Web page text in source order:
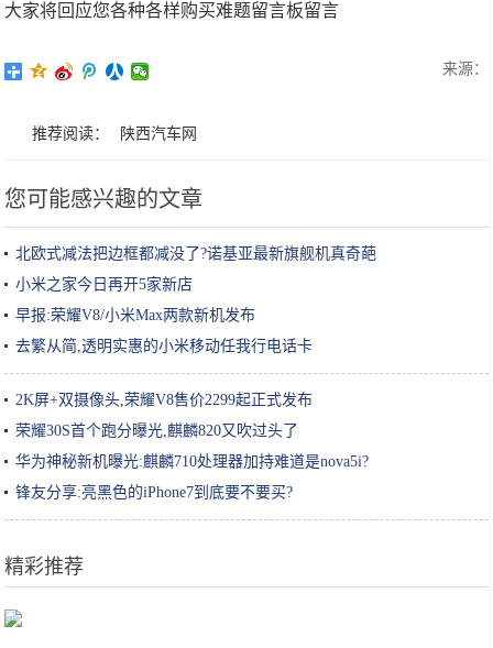
大家将回应您各种各样购买难题留言板留言
来源：
推荐阅读： 陕西汽车网
您可能感兴趣的文章
北欧式减法把边框都减没了?诺基亚最新旗舰机真奇葩
小米之家今日再开5家新店
早报:荣耀V8/小米Max两款新机发布
去繁从简,透明实惠的小米移动任我行电话卡
2K屏+双摄像头,荣耀V8售价2299起正式发布
荣耀30S首个跑分曝光,麒麟820又吹过头了
华为神秘新机曝光:麒麟710处理器加持难道是nova5i?
锋友分享:亮黑色的iPhone7到底要不要买?
精彩推荐